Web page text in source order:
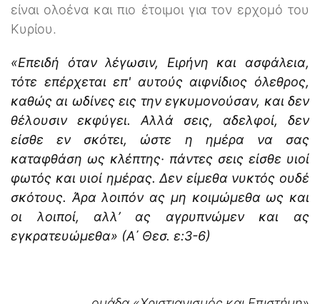
είναι ολοένα και πιο έτοιμοι για τον ερχομό του
Κυρίου.
«Επειδή όταν λέγωσιν, Ειρήνη και ασφάλεια,
τότε επέρχεται επ' αυτούς αιφνίδιος όλεθρος,
καθώς αι ωδίνες εις την εγκυμονούσαν, και δεν
θέλουσιν εκφύγει. Αλλά σεις, αδελφοί, δεν
είσθε εν σκότει, ώστε η ημέρα να σας
καταφθάση ως κλέπτης· πάντες σεις είσθε υιοί
φωτός και υιοί ημέρας. Δεν είμεθα νυκτός ουδέ
σκότους. Άρα λοιπόν ας μη κοιμώμεθα ως και
οι λοιποί, αλλ’ ας αγρυπνώμεν και ας
εγκρατευώμεθα» (Α΄ Θεσ. ε:3-6)